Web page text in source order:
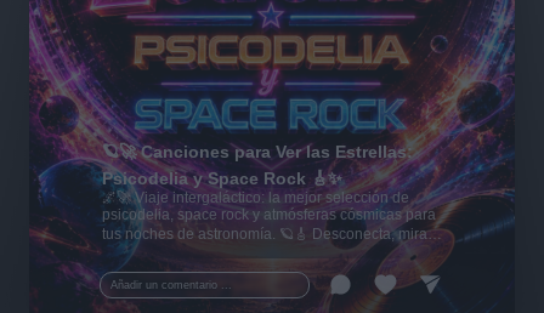
Añadir un comentario ...
🪐🚀 Canciones para Ver las Estrellas:
Psicodelia y Space Rock 🎸✨
🌌🚀 Viaje intergaláctico: la mejor selección de
psicodelia, space rock y atmósferas cósmicas para
tus noches de astronomía. 🪐🎸 Desconecta, mira
al firmamento y siente la gravedad cero. 💾 ¡Guarda
esta colección para tu próxima noche estrellada!
✨⭐